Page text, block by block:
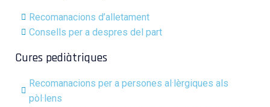
Recomanacions d’alletament
Consells per a despres del part
Cures pediàtriques
Recomanacions per a persones al·lèrgiques als
pòl·lens